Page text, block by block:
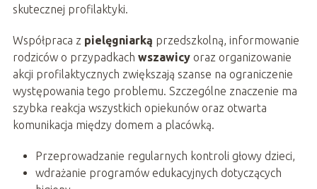
skutecznej profilaktyki.
Współpraca z pielęgniarką przedszkolną, informowanie
rodziców o przypadkach wszawicyoraz organizowanie
akcji profilaktycznych zwiększają szanse na ograniczenie
występowania tego problemu. Szczególne znaczenie ma
szybka reakcja wszystkich opiekunów oraz otwarta
komunikacja między domem a placówką.
Przeprowadzanie regularnych kontroli głowy dzieci,
wdrażanie programów edukacyjnych dotyczących